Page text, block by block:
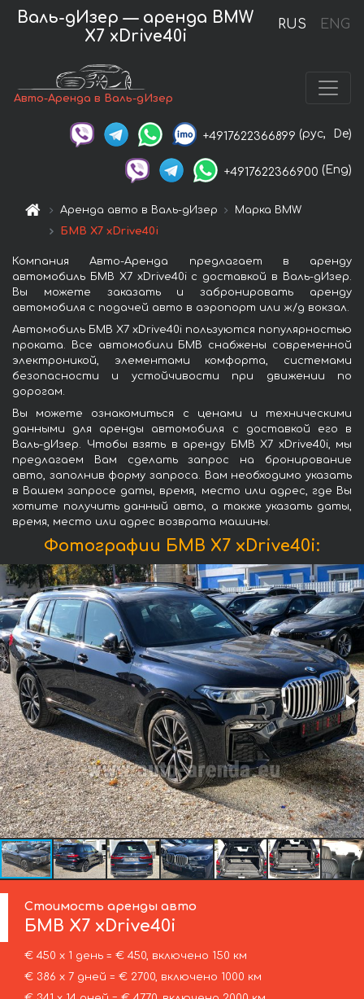
RUS ENG
Валь-дИзер — аренда BMW
X7 xDrive40i
Авто-Аренда в Валь-дИзер
+4917622366899 (рус, De)
+4917622366900 (Eng)
Аренда авто в Валь-дИзер
Марка BMW
БМВ X7 xDrive40i
Компания Авто-Аренда предлагает в аренду
автомобиль БМВ X7 xDrive40i с доставкой в Валь-дИзер.
Вы можете заказать и забронировать аренду
автомобиля с подачей авто в аэропорт или ж/д вокзал.
Автомобиль БМВ X7 xDrive40i пользуются популярностью
проката. Все автомобили БМВ снабжены современной
электроникой, элементами комфорта, системами
безопасности и устойчивости при движении по
дорогам.
Вы можете ознакомиться с ценами и техническими
данными для аренды автомобиля с доставкой его в
Валь-дИзер. Чтобы взять в аренду БМВ X7 xDrive40i, мы
предлагаем Вам сделать запрос на бронирование
авто, заполнив форму запроса. Вам необходимо указать
в Вашем запросе даты, время, место или адрес, где Вы
хотите получить данный авто, а также указать даты,
время, место или адрес возврата машины.
Фотографии БМВ X7 xDrive40i:
Стоимость аренды авто
БМВ X7 xDrive40i
€ 450 х 1 день = € 450, включено 150 км
€ 386 х 7 дней = € 2700, включено 1000 км